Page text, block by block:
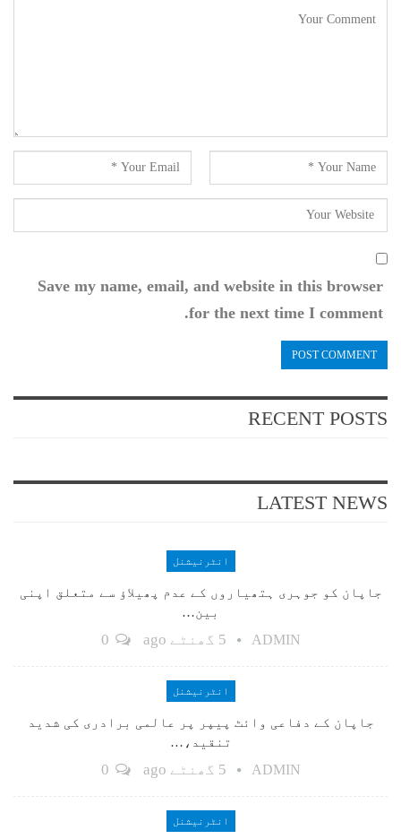
Save my name, email, and website in this browser
for the next time I comment.
RECENT POSTS
LATEST NEWS
انٹرنیشنل
جاپان کو جوہری ہتھیاروں کے عدم پھیلاؤ سے متعلق اپنی
بین…
ADMIN 5 گھنٹے ago
انٹرنیشنل
جاپان کے دفاعی وائٹ پیپر پر عالمی برادری کی شدید
تنقید،…
ADMIN 5 گھنٹے ago
انٹرنیشنل